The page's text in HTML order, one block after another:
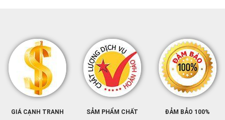
GIÁ CẠNH TRANH
SẢM PHẨM CHẤT
ĐẢM BẢO 100%